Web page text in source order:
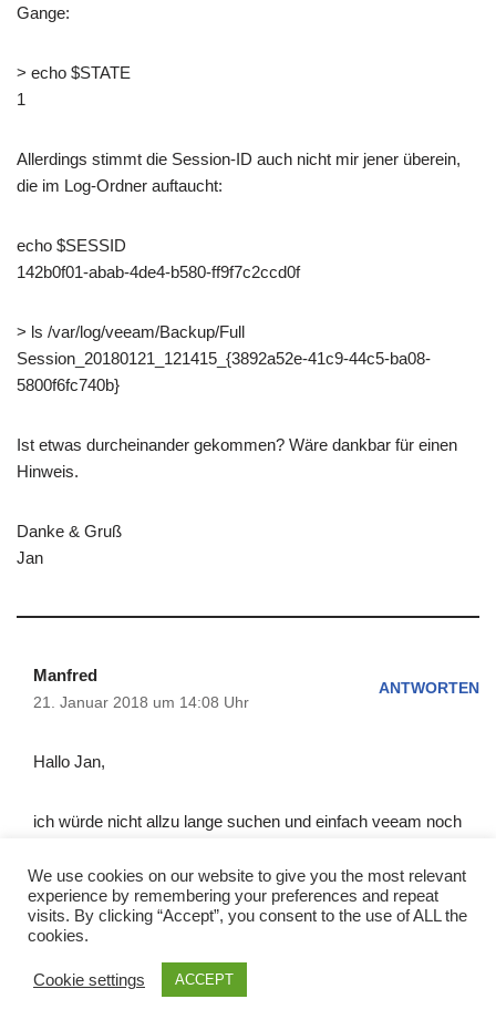
Gange:
> echo $STATE
1
Allerdings stimmt die Session-ID auch nicht mir jener überein,
die im Log-Ordner auftaucht:
echo $SESSID
142b0f01-abab-4de4-b580-ff9f7c2ccd0f
> ls /var/log/veeam/Backup/Full
Session_20180121_121415_{3892a52e-41c9-44c5-ba08-
5800f6fc740b}
Ist etwas durcheinander gekommen? Wäre dankbar für einen
Hinweis.
Danke & Gruß
Jan
Manfred
21. Januar 2018 um 14:08 Uhr
ANTWORTEN
Hallo Jan,
ich würde nicht allzu lange suchen und einfach veeam noch
/var/lib/veeam löschen und dann veeam erneut installieren
und die Sicherung frisch einrichten.
Das dürfte vermutlich schneller gehen als den Fehler zu
We use cookies on our website to give you the most relevant
experience by remembering your preferences and repeat
visits. By clicking “Accept”, you consent to the use of ALL the
cookies.
Cookie settings ACCEPT